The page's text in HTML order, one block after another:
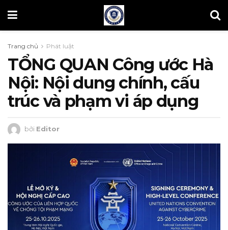
Trang chủ Phát luật
TỔNG QUAN Công ước Hà
Nội: Nội dung chính, cấu
trúc và phạm vi áp dụng
bởi Editor